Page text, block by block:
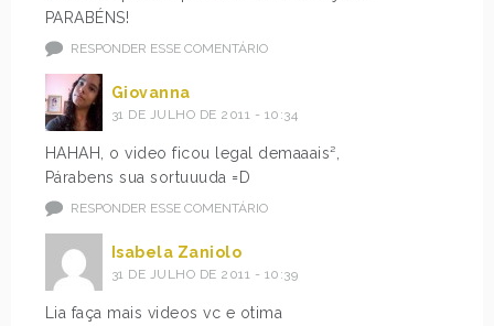
PARABÉNS!
RESPONDER ESSE COMENTÁRIO
Giovanna
31 DE JULHO DE 2011 - 10:34
HAHAH, o video ficou legal demaaais²,
Párabens sua sortuuuda =D
RESPONDER ESSE COMENTÁRIO
Isabela Zaniolo
31 DE JULHO DE 2011 - 10:39
Lia faça mais videos vc e otima